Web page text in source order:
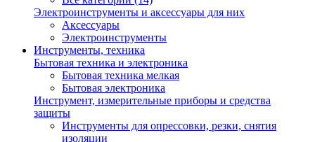
Электроинструменты и аксессуары для них
Аксессуары
Электроинструменты
Инструменты, техника
Бытовая техника и электроника
Бытовая техника мелкая
Бытовая электроника
Инструмент, измерительные приборы и средства
защиты
Инструменты для опрессовки, резки, снятия
изоляции